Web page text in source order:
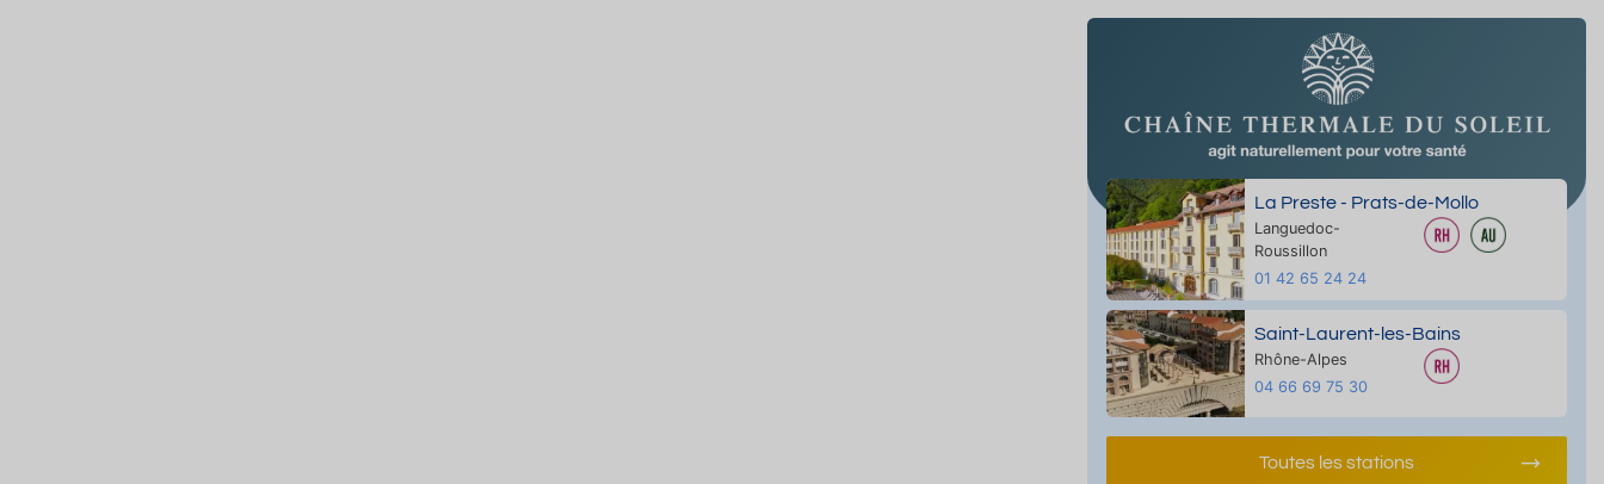
La Preste - Prats-de-Mollo
Languedoc-
Roussillon
01 42 65 24 24
Saint-Laurent-les-Bains
Rhône-Alpes
04 66 69 75 30
Toutes les stations